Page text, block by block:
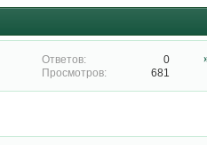
0
681